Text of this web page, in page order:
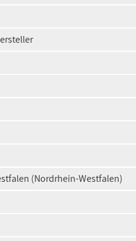
(Nordrhein-Westfalen)